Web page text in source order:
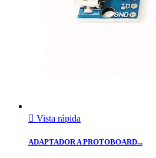
 Vista rápida
ADAPTADOR A PROTOBOARD...